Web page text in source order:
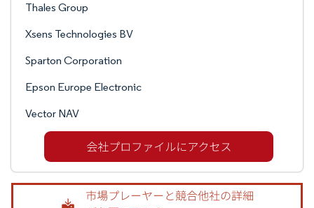
Thales Group
Xsens Technologies BV
Sparton Corporation
Epson Europe Electronic
Vector NAV